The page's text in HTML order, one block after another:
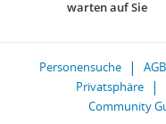
warten auf Sie
Personensuche AGB
Privatsphäre
Community